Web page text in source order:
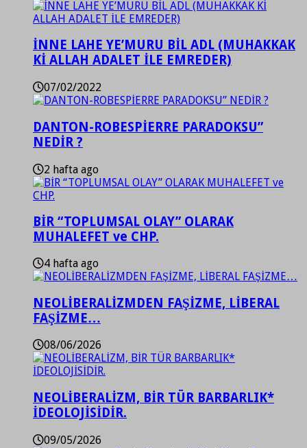
İNNE LAHE YE’MURU BİL ADL (MUHAKKAK
Kİ ALLAH ADALET İLE EMREDER)
07/02/2022
DANTON-ROBESPİERRE PARADOKSU”
NEDİR ?
2 hafta ago
BİR “TOPLUMSAL OLAY” OLARAK
MUHALEFET ve CHP.
4 hafta ago
NEOLİBERALİZMDEN FAŞİZME, LİBERAL
FAŞİZME…
08/06/2026
NEOLİBERALİZM, BİR TÜR BARBARLIK*
İDEOLOJİSİDİR.
09/05/2026